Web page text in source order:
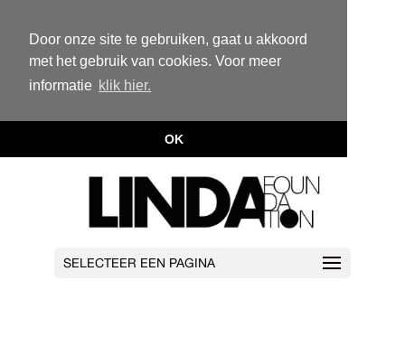
Door onze site te gebruiken, gaat u akkoord
met het gebruik van cookies. Voor meer
informatie klik hier.
OK
SELECTEER EEN PAGINA